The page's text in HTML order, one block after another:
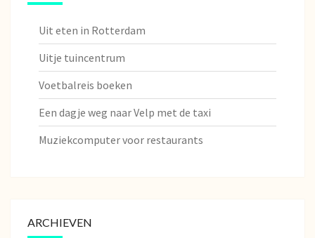
Uit eten in Rotterdam
Uitje tuincentrum
Voetbalreis boeken
Een dagje weg naar Velp met de taxi
Muziekcomputer voor restaurants
ARCHIEVEN